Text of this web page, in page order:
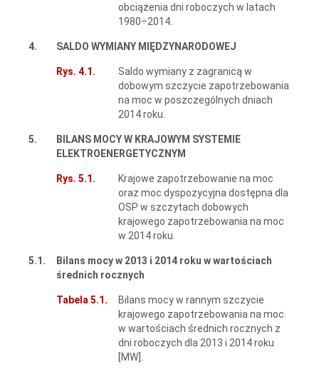
obciążenia dni roboczych w latach
1980÷2014.
4. SALDO WYMIANY MIĘDZYNARODOWEJ
Rys. 4.1.
Saldo wymiany z zagranicą w
dobowym szczycie zapotrzebowania
na moc w poszczególnych dniach
2014 roku.
5.
BILANS MOCY W KRAJOWYM SYSTEMIE
ELEKTROENERGETYCZNYM
Rys. 5.1.
Krajowe zapotrzebowanie na moc
oraz moc dyspozycyjna dostępna dla
OSP w szczytach dobowych
krajowego zapotrzebowania na moc
w 2014 roku.
5.1.
Bilans mocy w 2013 i 2014 roku w wartościach
średnich rocznych
Tabela 5.1.
Bilans mocy w rannym szczycie
krajowego zapotrzebowania na moc
w wartościach średnich rocznych z
dni roboczych dla 2013 i 2014 roku
[MW].